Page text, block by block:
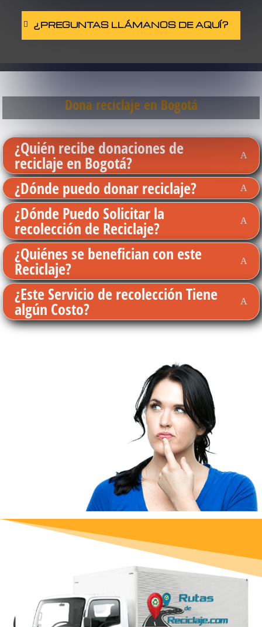
¿PREGUNTAS LLÁMANOS DE AQUÍ?
Dona reciclaje en Bogotá
¿Quién recibe donaciones de
reciclaje en Bogotá?
¿Dónde puedo donar reciclaje?
¿Dónde Puedo Solicitar la
recolección de Reciclaje?
¿Quiénes se benefician con este
Reciclaje?
¿Este Servicio de recolección Tiene
algún Costo?